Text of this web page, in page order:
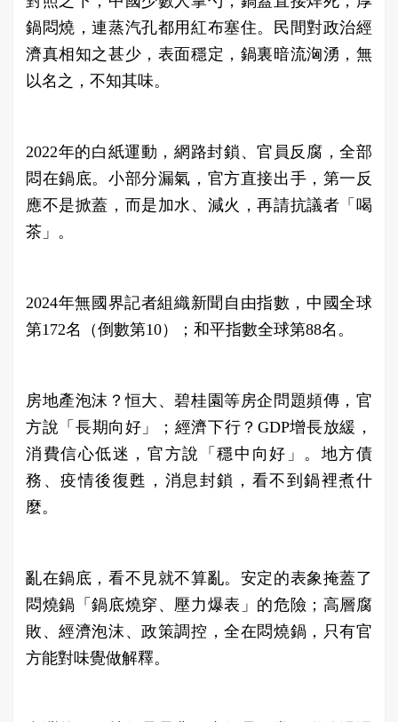
鍋悶燒，連蒸汽孔都用紅布塞住。民間對政治經
濟真相知之甚少，表面穩定，鍋裏暗流洶湧，無
以名之，不知其味。
2022年的白紙運動，網路封鎖、官員反腐，全部
悶在鍋底。小部分漏氣，官方直接出手，第一反
應不是掀蓋，而是加水、減火，再請抗議者「喝
茶」。
2024年無國界記者組織新聞自由指數，中國全球
第172名（倒數第10）；和平指數全球第88名。
房地產泡沫？恒大、碧桂園等房企問題頻傳，官
方說「長期向好」；經濟下行？GDP增長放緩，
消費信心低迷，官方說「穩中向好」。地方債
務、疫情後復甦，消息封鎖，看不到鍋裡煮什
麼。
亂在鍋底，看不見就不算亂。安定的表象掩蓋了
悶燒鍋「鍋底燒穿、壓力爆表」的危險；高層腐
敗、經濟泡沫、政策調控，全在悶燒鍋，只有官
方能對味覺做解釋。